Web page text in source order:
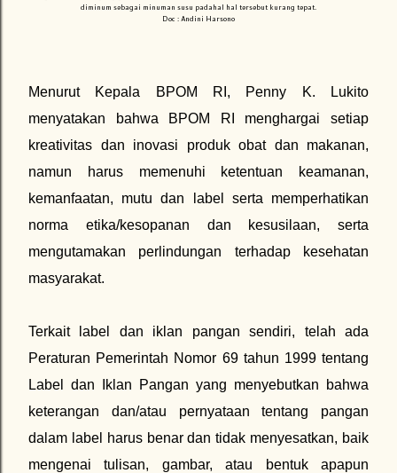
diminum sebagai minuman susu padahal hal tersebut kurang tepat.
Doc : Andini Harsono
Menurut Kepala BPOM RI, Penny K. Lukito
menyatakan bahwa BPOM RI menghargai setiap
kreativitas dan inovasi produk obat dan makanan,
namun harus memenuhi ketentuan keamanan,
kemanfaatan, mutu dan label serta memperhatikan
norma etika/kesopanan dan kesusilaan, serta
mengutamakan perlindungan terhadap kesehatan
masyarakat.
Terkait label dan iklan pangan sendiri, telah ada
Peraturan Pemerintah Nomor 69 tahun 1999 tentang
Label dan Iklan Pangan yang menyebutkan bahwa
keterangan dan/atau pernyataan tentang pangan
dalam label harus benar dan tidak menyesatkan, baik
mengenai tulisan, gambar, atau bentuk apapun